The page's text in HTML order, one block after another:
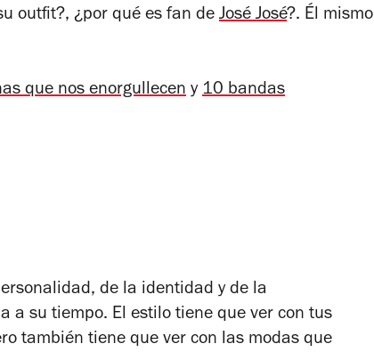
outfit?, ¿por qué es fan de José José?. Él mismo
que nos enorgullecen y 10 bandas
de la identidad y de la
a su tiempo. El estilo tiene que ver con tus
también tiene que ver con las modas que